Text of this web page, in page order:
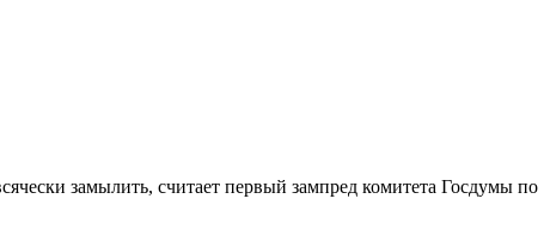
замылить, считает первый зампред комитета Госдумы по